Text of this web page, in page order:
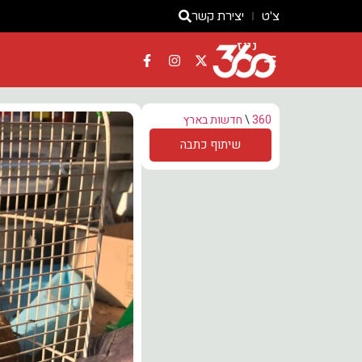
צ'ט יצירת קשר
ניוז
360
\חדשות בארץ
שיתוף כתבה